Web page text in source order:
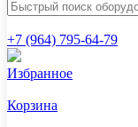
+7 (964) 795-64-79
Избранное
Корзина